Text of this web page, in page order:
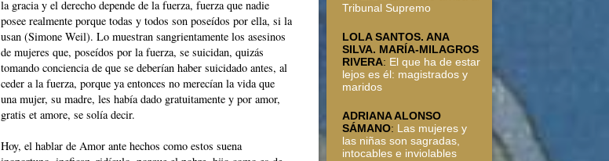
la gracia y el derecho depende de la fuerza, fuerza que nadie
posee realmente porque todas y todos son poseídos por ella, si la
usan (Simone Weil). Lo muestran sangrientamente los asesinos
de mujeres que, poseídos por la fuerza, se suicidan, quizás
tomando conciencia de que se deberían haber suicidado antes, al
ceder a la fuerza, porque ya entonces no merecían la vida que
una mujer, su madre, les había dado gratuitamente y por amor,
gratis et amore, se solía decir.
Hoy, el hablar de Amor ante hechos como estos suena
Tribunal Supremo
LOLA SANTOS. ANA
SILVA. MARÍA-MILAGROS
RIVERA: El que ha de estar
lejos es él: magistrados y
maridos
ADRIANA ALONSO
SÁMANO: Las mujeres y
las niñas son sagradas,
intocables e inviolables